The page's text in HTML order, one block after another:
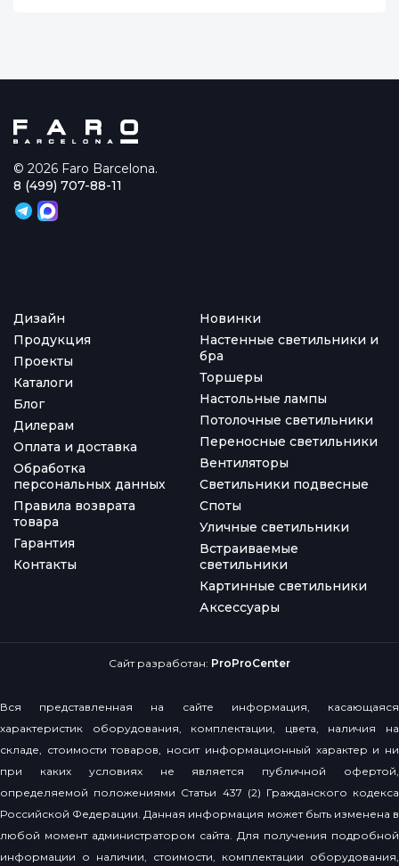
© 2026 Faro Barcelona.
Дизайн
Продукция
Проекты
Каталоги
Блог
Дилерам
Оплата и доставка
Обработка
персональных данных
Правила возврата
товара
Гарантия
Контакты
Новинки
Настенные светильники и
бра
Торшеры
Настольные лампы
Потолочные светильники
Переносные светильники
Вентиляторы
Светильники подвесные
Споты
Уличные светильники
Встраиваемые
светильники
Картинные светильники
Аксессуары
8 (499) 707-88-11
Сайт разработан: ProProCenter
Вся представленная на сайте информация, касающаяся
характеристик оборудования, комплектации, цвета, наличия на
складе, стоимости товаров, носит информационный характер и ни
при каких условиях не является публичной офертой,
определяемой положениями Статьи 437 (2) Гражданского кодекса
Российской Федерации. Данная информация может быть изменена в
любой момент администратором сайта. Для получения подробной
информации о наличии, стоимости, комплектации оборудования,